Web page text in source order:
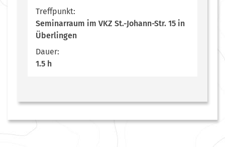
Treffpunkt:
Seminarraum im VKZ St.-Johann-Str. 15 in
Überlingen
Dauer:
1.5 h